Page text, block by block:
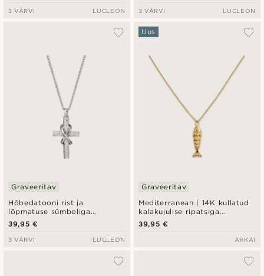
3 VÄRVI LUCLEON 3 VÄRVI LUCLEON
Hõbedatooni rist ja
lõpmatuse sümboliga
kaelakee
Graveeritav
39,95 €
3 VÄRVI LUCLEON
Mediterranean | 14K kullatud
kalakujulise ripatsiga
kaelakee
Uus
Graveeritav
39,95 €
ARKAI